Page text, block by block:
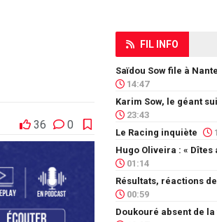
36 0
FIL INFO
14:47
23:43
Le Racing inquiète
01:14
00:59